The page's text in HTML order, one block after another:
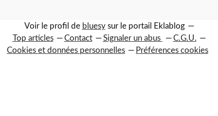
Voir le profil de bluesysur le portail Eklablog
Top articles
Contact Signaler un abus
C.G.U.
Cookies et données personnelles
Préférences cookies